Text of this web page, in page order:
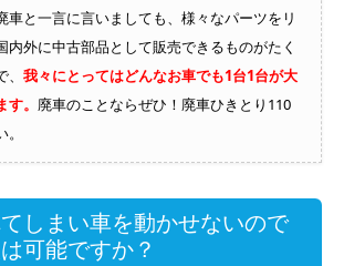
車と一言に言いましても、様々なパーツをリ
内外に中古部品として販売できるものがたく
我々にとってはどんなお車でも1台1台が大
。 廃車のことならぜひ！廃車ひきとり110
しまい車を動かせないので
可能ですか？